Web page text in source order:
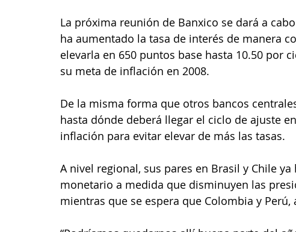
La próxima reunión de Banxico se dará a
ha aumentado la tasa de interés de manera
elevarla en 650 puntos base hasta 10.50 por
su meta de inflación en 2008.
De la misma forma que otros bancos
hasta dónde deberá llegar el ciclo de ajuste
inflación para evitar elevar de más las tasas.
A nivel regional, sus pares en Brasil y Chile ya
monetario a medida que disminuyen las
mientras que se espera que Colombia y